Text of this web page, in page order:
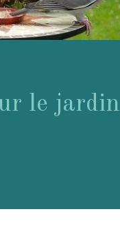
le jardin